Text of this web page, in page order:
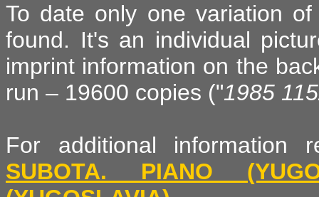
To date only one variation
found. It's an individual
imprint information on the
run – 19600 copies ("1985
For additional
SUBOTA. PIANO